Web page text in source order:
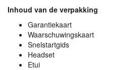
Inhoud van de verpakking
Garantiekaart
Waarschuwingskaart
Snelstartgids
Headset
Etui